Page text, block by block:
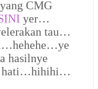
CMG
yer…
tau…
hasilnye
hati…hihihi…